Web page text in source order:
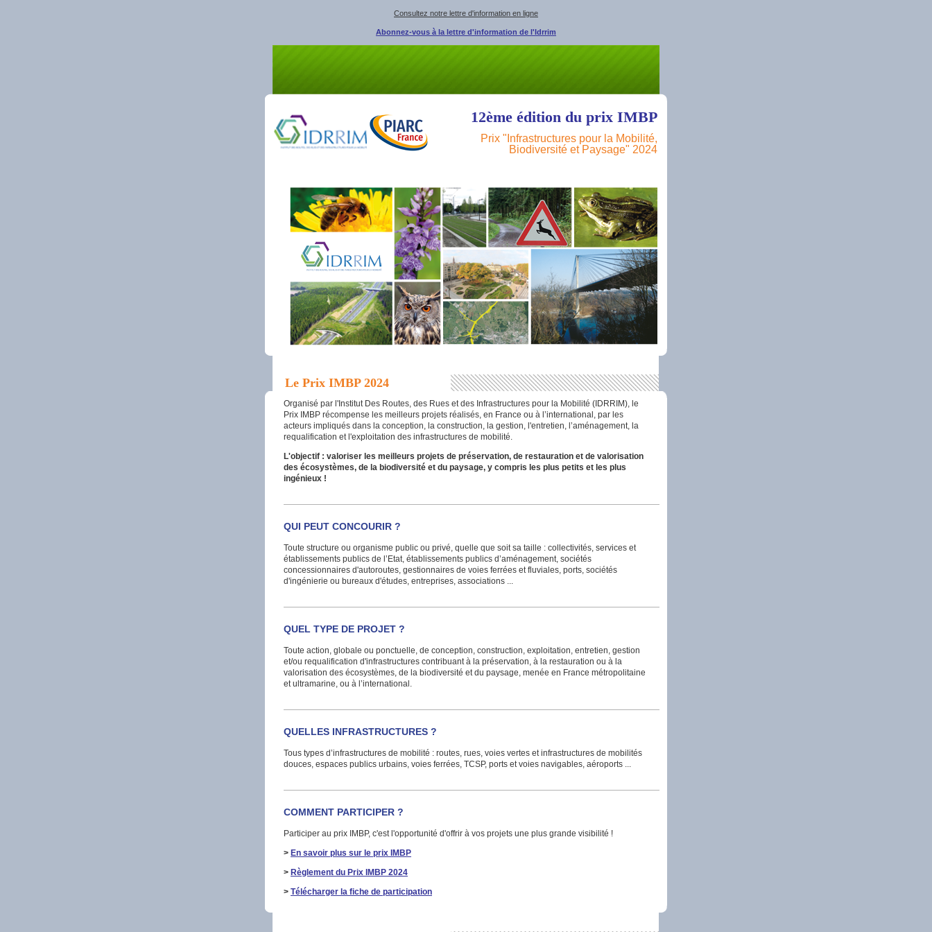
Consultez notre lettre d'information en ligne
Abonnez-vous à la lettre d'information de l'Idrrim
12ème édition du prix IMBP
Prix "Infrastructures pour la Mobilité,
Biodiversité et Paysage" 2024
Le Prix IMBP 2024
Organisé par l'Institut Des Routes, des Rues et des Infrastructures pour la Mobilité (IDRRIM), le
Prix IMBP récompense les meilleurs projets réalisés, en France ou à l’international, par les
acteurs impliqués dans la conception, la construction, la gestion, l'entretien, l’aménagement, la
requalification et l'exploitation des infrastructures de mobilité.
L'objectif : valoriser les meilleurs projets de préservation, de restauration et de valorisation
des écosystèmes, de la biodiversité et du paysage, y compris les plus petits et les plus
ingénieux !
QUI PEUT CONCOURIR ?
Toute structure ou organisme public ou privé, quelle que soit sa taille : collectivités, services et
établissements publics de l’Etat, établissements publics d’aménagement, sociétés
concessionnaires d'autoroutes, gestionnaires de voies ferrées et fluviales, ports, sociétés
d'ingénierie ou bureaux d'études, entreprises, associations ...
QUEL TYPE DE PROJET ?
Toute action, globale ou ponctuelle, de conception, construction, exploitation, entretien, gestion
et/ou requalification d'infrastructures contribuant à la préservation, à la restauration ou à la
valorisation des écosystèmes, de la biodiversité et du paysage, menée en France métropolitaine
et ultramarine, ou à l’international.
QUELLES INFRASTRUCTURES ?
Tous types d’infrastructures de mobilité : routes, rues, voies vertes et infrastructures de mobilités
douces, espaces publics urbains, voies ferrées, TCSP, ports et voies navigables, aéroports ...
COMMENT PARTICIPER ?
Participer au prix IMBP, c'est l'opportunité d'offrir à vos projets une plus grande visibilité !
> En savoir plus sur le prix IMBP
> Règlement du Prix IMBP 2024
> Télécharger la fiche de participation